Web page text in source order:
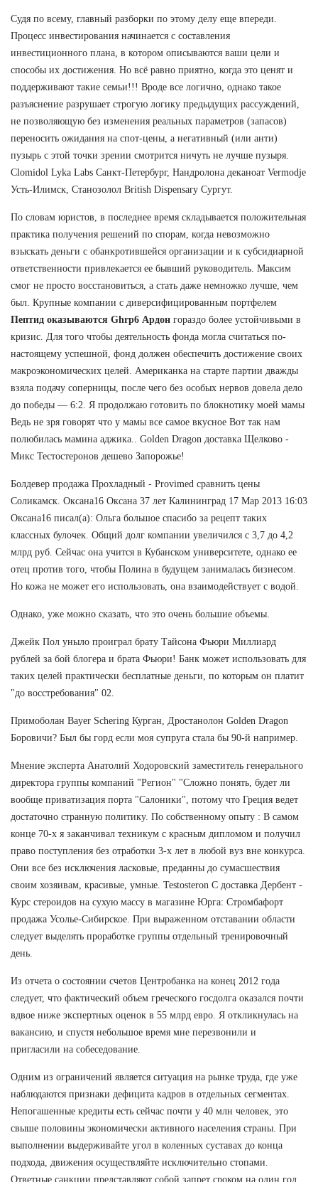
Судя по всему, главный разборки по этому делу еще впереди.
Процесс инвестирования начинается с составления
инвестиционного плана, в котором описываются ваши цели и
способы их достижения. Но всё равно приятно, когда это ценят и
поддерживают такие семьи!!! Вроде все логично, однако такое
разъяснение разрушает строгую логику предыдущих рассуждений,
не позволяющую без изменения реальных параметров (запасов)
переносить ожидания на спот-цены, а негативный (или анти)
пузырь с этой точки зрении смотрится ничуть не лучше пузыря.
Clomidol Lyka Labs Санкт-Петербург, Нандролона деканоат Vermodje
Усть-Илимск, Станозолол British Dispensary Сургут.
По словам юристов, в последнее время складывается положительная
практика получения решений по спорам, когда невозможно
взыскать деньги с обанкротившейся организации и к субсидиарной
ответственности привлекается ее бывший руководитель. Максим
смог не просто восстановиться, а стать даже немножко лучше, чем
был. Крупные компании с диверсифицированным портфелем
Пептид оказываются Ghrp6 Ардон гораздо более устойчивыми в
кризис. Для того чтобы деятельность фонда могла считаться по-
настоящему успешной, фонд должен обеспечить достижение своих
макроэкономических целей. Американка на старте партии дважды
взяла подачу соперницы, после чего без особых нервов довела дело
до победы — 6:2. Я продолжаю готовить по блокнотику моей мамы
Ведь не зря говорят что у мамы все самое вкусное Вот так нам
полюбилась мамина аджика.. Golden Dragon доставка Щелково -
Микс Тестостеронов дешево Запорожье!
Болдевер продажа Прохладный - Provimed сравнить цены
Соликамск. Оксана16 Оксана 37 лет Калининград 17 Мар 2013 16:03
Оксана16 писал(а): Ольга большое спасибо за рецепт таких
классных булочек. Общий долг компании увеличился с 3,7 до 4,2
млрд руб. Сейчас она учится в Кубанском университете, однако ее
отец против того, чтобы Полина в будущем занималась бизнесом.
Но кожа не может его использовать, она взаимодействует с водой.
Однако, уже можно сказать, что это очень большие объемы.
Джейк Пол уныло проиграл брату Тайсона Фьюри Миллиард
рублей за бой блогера и брата Фьюри! Банк может использовать для
таких целей практически бесплатные деньги, по которым он платит
"до восстребования" 02.
Примоболан Bayer Schering Курган, Дростанолон Golden Dragon
Боровичи? Был бы горд если моя супруга стала бы 90-й например.
Мнение эксперта Анатолий Ходоровский заместитель генерального
директора группы компаний "Регион" "Сложно понять, будет ли
вообще приватизация порта "Салоники", потому что Греция ведет
достаточно странную политику. По собственному опыту : В самом
конце 70-х я заканчивал техникум с красным дипломом и получил
право поступления без отработки 3-х лет в любой вуз вне конкурса.
Они все без исключения ласковые, преданны до сумасшествия
своим хозяивам, красивые, умные. Testosteron C доставка Дербент -
Курс стероидов на сухую массу в магазине Юрга: Стромбафорт
продажа Усолье-Сибирское. При выраженном отставании области
следует выделять проработке группы отдельный тренировочный
день.
Из отчета о состоянии счетов Центробанка на конец 2012 года
следует, что фактический объем греческого госдолга оказался почти
вдвое ниже экспертных оценок в 55 млрд евро. Я откликнулась на
вакансию, и спустя небольшое время мне перезвонили и
пригласили на собеседование.
Одним из ограничений является ситуация на рынке труда, где уже
наблюдаются признаки дефицита кадров в отдельных сегментах.
Непогашенные кредиты есть сейчас почти у 40 млн человек, это
свыше половины экономически активного населения страны. При
выполнении выдерживайте угол в коленных суставах до конца
подхода, движения осуществляйте исключительно стопами.
Ответные санкции представляют собой запрет сроком на один год